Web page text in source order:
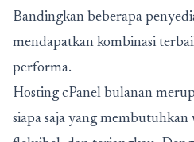
Bandingkan beberapa
mendapatkan kombinasi
performa.
Hosting cPanel bulanan
siapa saja yang